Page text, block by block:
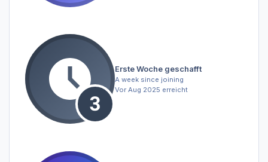
Erste Woche geschafft
A week since joining
Vor Aug 2025 erreicht